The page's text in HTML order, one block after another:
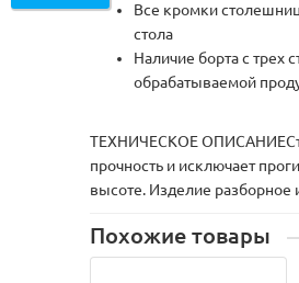
Все кромки
стола
Наличие борта с трех
обрабатываемой
ТЕХНИЧЕСКОЕ
прочность и исключает
высоте. Изделие разборное
Похожие товары